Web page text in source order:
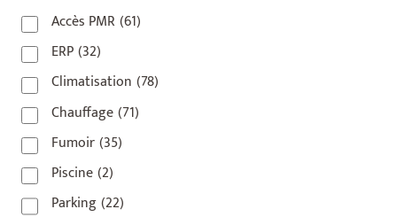
93
(1)
93 420(1)
93100(1)
93200
93500 (1)
Accès PMR (61)
ERP(32)
Climatisation (78)
Chauffage(71)
Fumoir(35)
Piscine(2)
Parking(22)